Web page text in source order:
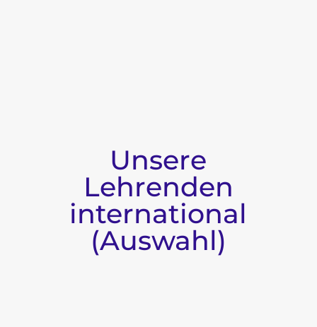
Unsere
Lehrenden
international
(Auswahl)